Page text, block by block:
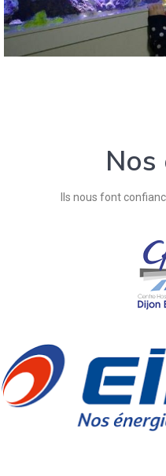
Nos
Ils nous font